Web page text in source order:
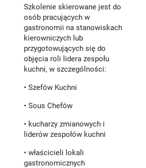
Szkolenie skierowane jest do
osób pracujących w
gastronomii na stanowiskach
kierowniczych lub
przygotowujących się do
objęcia roli lidera zespołu
kuchni, w szczególności:
• Szefów Kuchni
• Sous Chefów
• kucharzy zmianowych i
liderów zespołów kuchni
• właścicieli lokali
gastronomicznych